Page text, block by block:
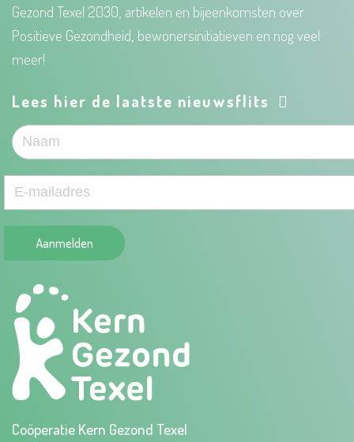
Gezond Texel 2030, artikelen en bijeenkomsten over
Positieve Gezondheid, bewonersinitiatieven en nog veel
meer!
Lees hier de laatste nieuwsflits
Aanmelden
Coöperatie Kern Gezond Texel